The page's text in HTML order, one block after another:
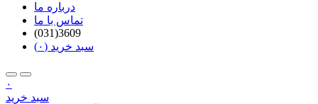
درباره ما
تماس با ما
(031)3609
سبد خرید (۰)
۰
سبد خرید